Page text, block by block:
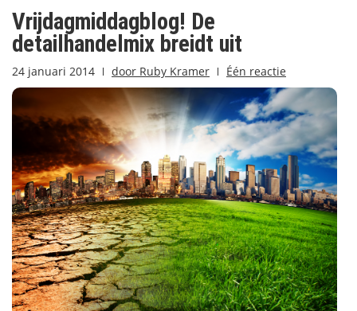
Vrijdagmiddagblog! De
detailhandelmix breidt uit
24 januari 2014 door Ruby Kramer Één reactie